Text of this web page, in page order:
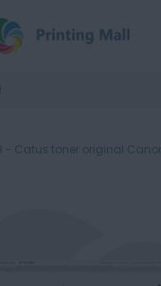
- Catus toner original